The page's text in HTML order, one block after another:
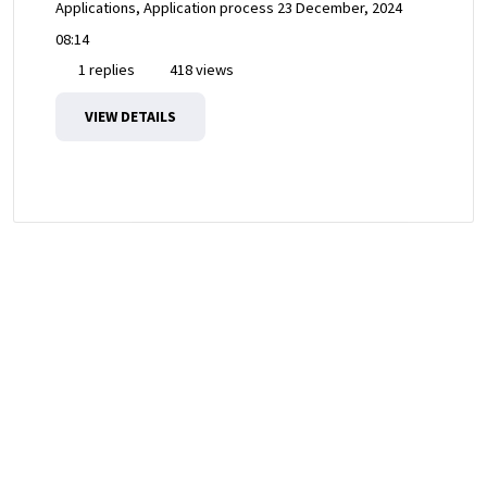
Applications, Application process 23 December, 2024
08:14
1 replies
418 views
VIEW DETAILS